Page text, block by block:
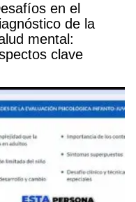
en el
de la
mental:
clave